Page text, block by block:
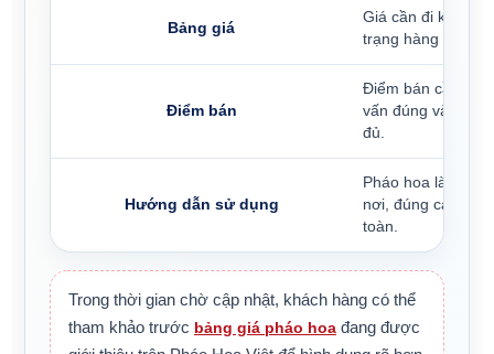
Bảng giá
Giá cần đi kèm
trạng hàng và
Điểm bán
Điểm bán cần có
vấn đúng và
đủ.
Hướng dẫn sử dụng
Pháo hoa là sản
nơi, đúng cách và
toàn.
Trong thời gian chờ cập nhật, khách hàng có thể
tham khảo trước bảng giá pháo hoa đang được